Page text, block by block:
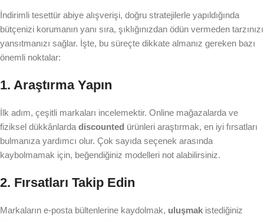
İndirimli tesettür abiye alışverişi, doğru stratejilerle yapıldığında
bütçenizi korumanın yanı sıra, şıklığınızdan ödün vermeden tarzınızı
yansıtmanızı sağlar. İşte, bu süreçte dikkate almanız gereken bazı
önemli noktalar:
1. Araştırma Yapın
İlk adım, çeşitli markaları incelemektir. Online mağazalarda ve
fiziksel dükkânlarda discounted ürünleri araştırmak, en iyi fırsatları
bulmanıza yardımcı olur. Çok sayıda seçenek arasında
kaybolmamak için, beğendiğiniz modelleri not alabilirsiniz.
2. Fırsatları Takip Edin
Markaların e-posta bültenlerine kaydolmak, uluşmak istediğiniz